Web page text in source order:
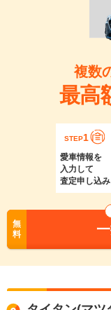
複数
最高
STEP1
愛車情報を
入力して
査定申し込み
無
料